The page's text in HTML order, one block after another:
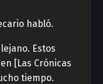
habló.
Estos
[Las Crónicas
tiempo.